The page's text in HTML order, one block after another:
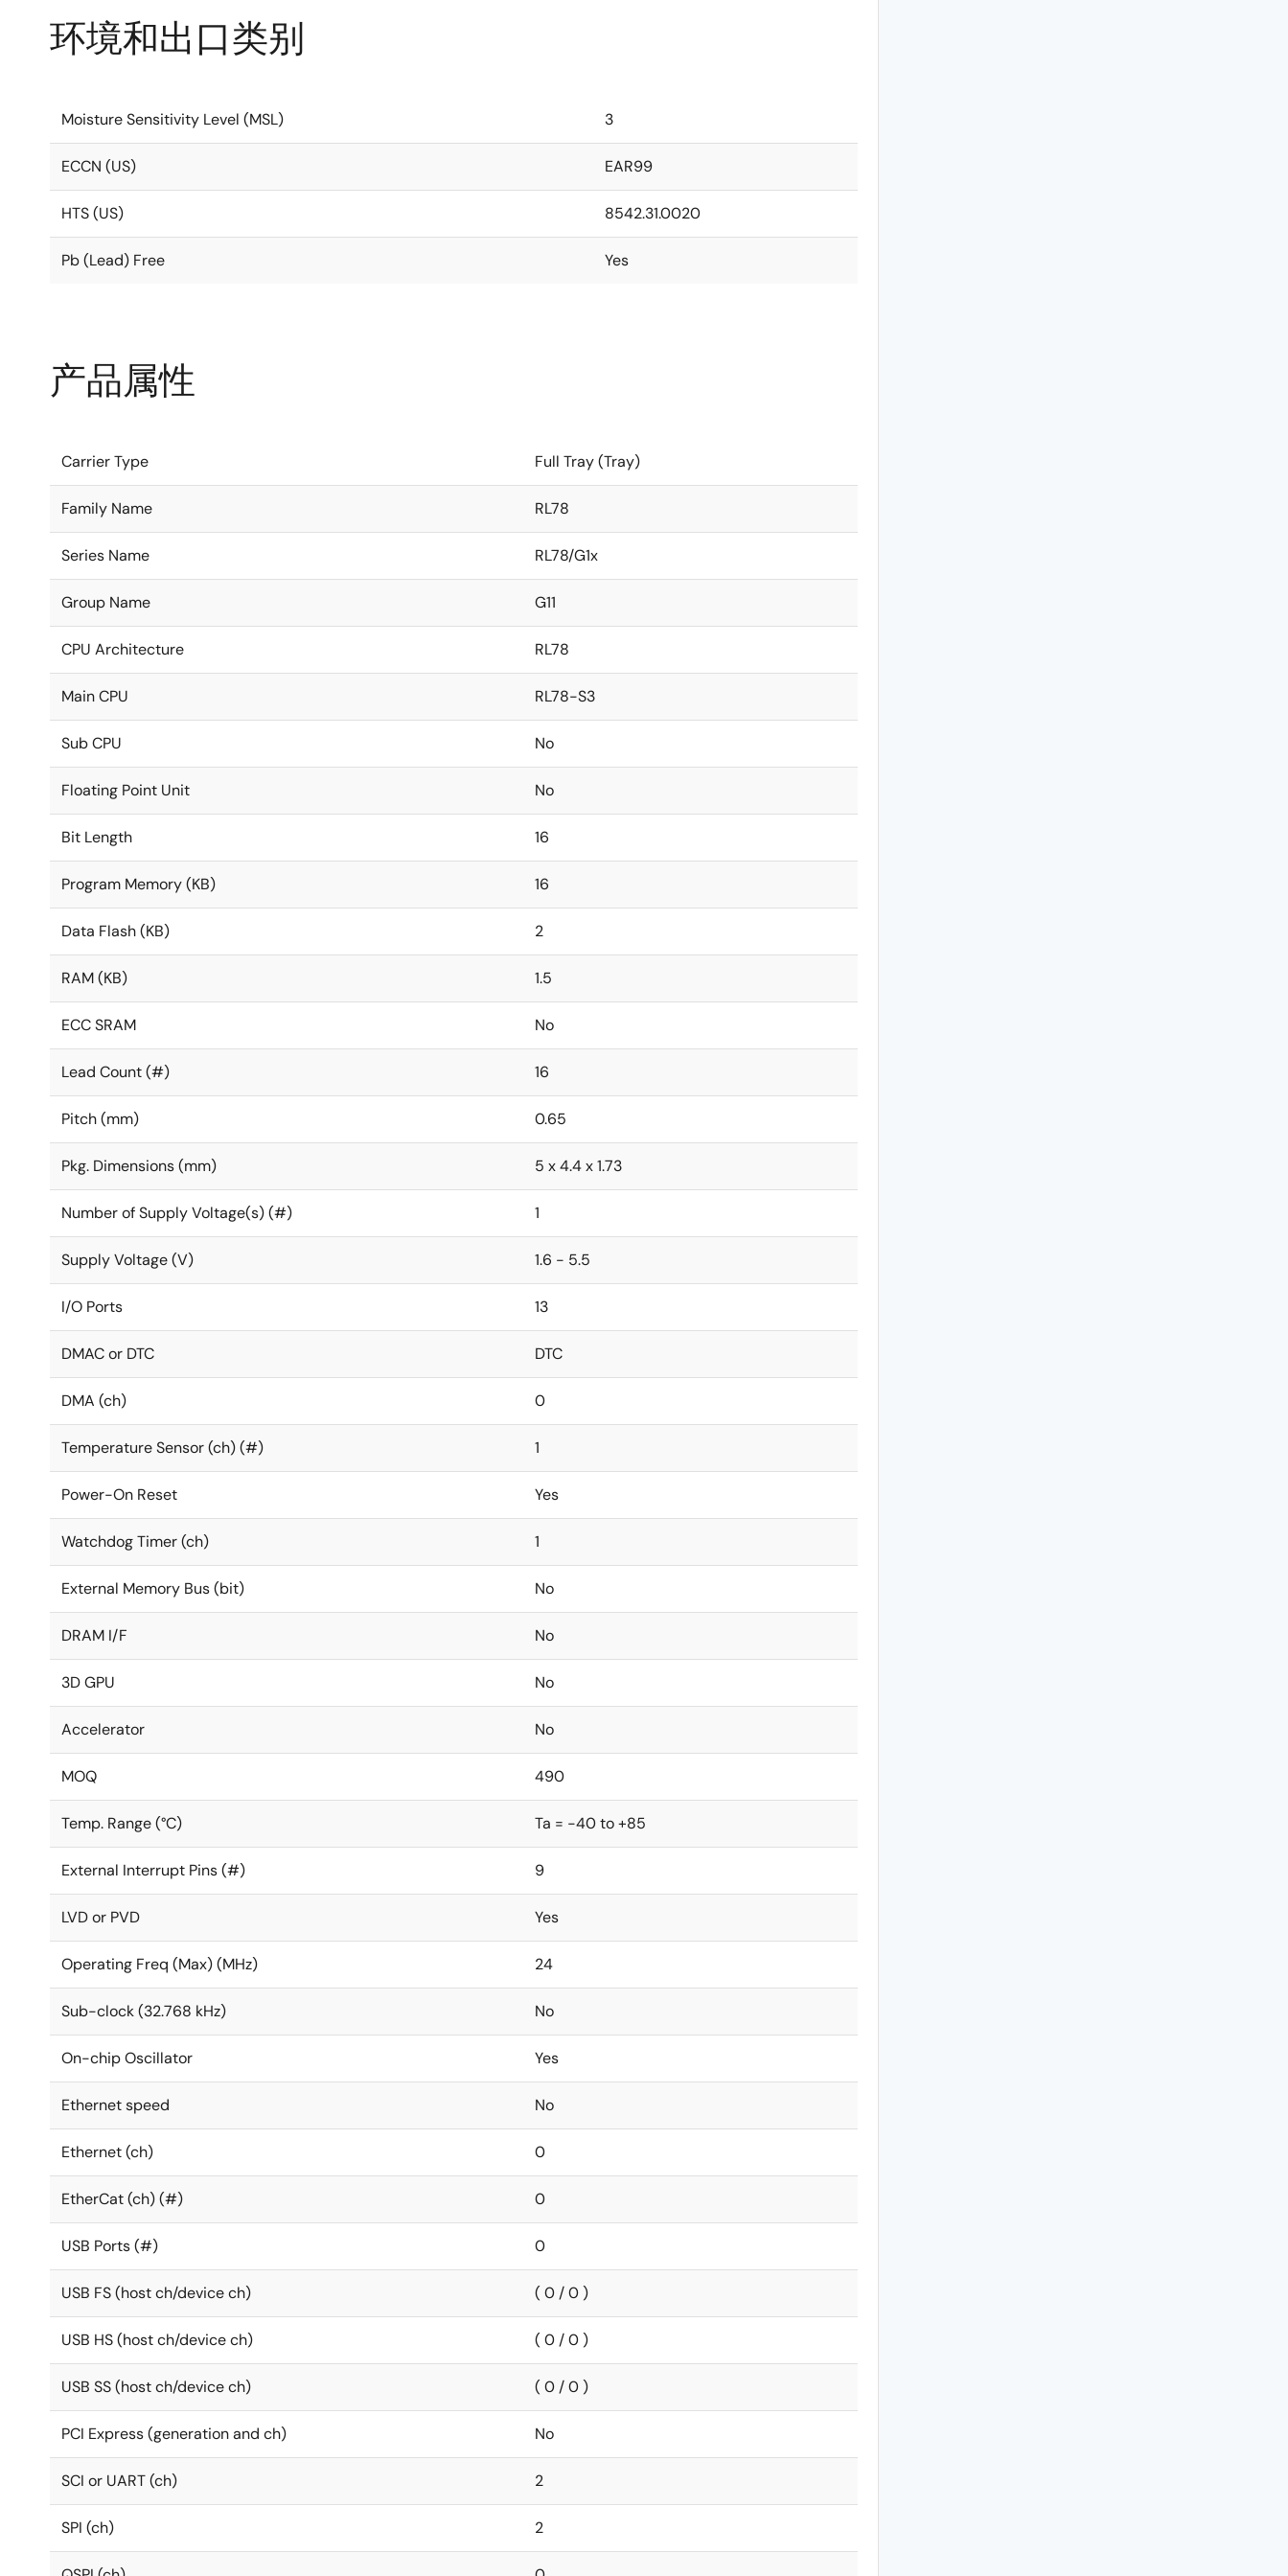
环境和出口类别
Moisture Sensitivity Level (MSL) 3
ECCN (US) EAR99
HTS (US) 8542.31.0020
Pb (Lead) Free Yes
产品属性
Carrier Type Full Tray (Tray)
Family Name RL78
Series Name RL78/G1x
Group Name G11
CPU Architecture RL78
Main CPU RL78-S3
Sub CPU No
Floating Point Unit No
Bit Length 16
Program Memory (KB) 16
Data Flash (KB) 2
RAM (KB) 1.5
ECC SRAM No
Lead Count (#) 16
Pitch (mm) 0.65
Pkg. Dimensions (mm) 5 x 4.4 x 1.73
Number of Supply Voltage(s) (#) 1
Supply Voltage (V) 1.6 - 5.5
I/O Ports 13
DMAC or DTC DTC
DMA (ch) 0
Temperature Sensor (ch) (#) 1
Power-On Reset Yes
Watchdog Timer (ch) 1
External Memory Bus (bit) No
DRAM I/F No
3D GPU No
Accelerator No
MOQ 490
Temp. Range (°C) Ta = -40 to +85
External Interrupt Pins (#) 9
LVD or PVD Yes
Operating Freq (Max) (MHz) 24
Sub-clock (32.768 kHz) No
On-chip Oscillator Yes
Ethernet speed No
Ethernet (ch) 0
EtherCat (ch) (#) 0
USB Ports (#) 0
USB FS (host ch/device ch) ( 0 / 0 )
USB HS (host ch/device ch) ( 0 / 0 )
USB SS (host ch/device ch) ( 0 / 0 )
PCI Express (generation and ch) No
SCI or UART (ch) 2
SPI (ch) 2